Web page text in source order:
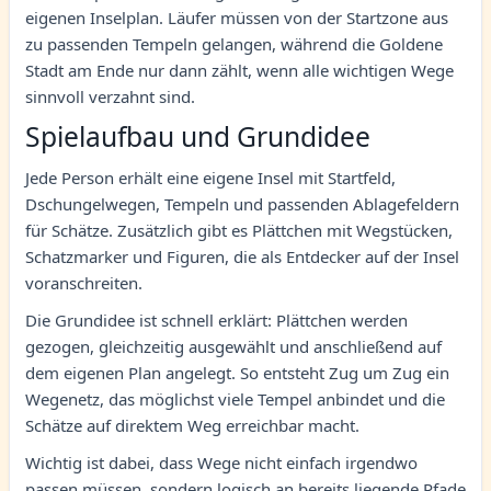
eigenen Inselplan. Läufer müssen von der Startzone aus
zu passenden Tempeln gelangen, während die Goldene
Stadt am Ende nur dann zählt, wenn alle wichtigen Wege
sinnvoll verzahnt sind.
Spielaufbau und Grundidee
Jede Person erhält eine eigene Insel mit Startfeld,
Dschungelwegen, Tempeln und passenden Ablagefeldern
für Schätze. Zusätzlich gibt es Plättchen mit Wegstücken,
Schatzmarker und Figuren, die als Entdecker auf der Insel
voranschreiten.
Die Grundidee ist schnell erklärt: Plättchen werden
gezogen, gleichzeitig ausgewählt und anschließend auf
dem eigenen Plan angelegt. So entsteht Zug um Zug ein
Wegenetz, das möglichst viele Tempel anbindet und die
Schätze auf direktem Weg erreichbar macht.
Wichtig ist dabei, dass Wege nicht einfach irgendwo